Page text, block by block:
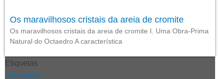
Os maravilhosos cristais da areia de cromite
Os maravilhosos cristais da areia de cromite I. Uma Obra-Prima
Natural do Octaedro A característica
Etiquetas
areia cromita